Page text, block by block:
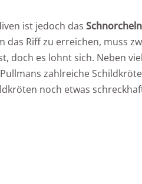
ist jedoch das Schnorcheln
das Riff zu erreichen, muss
doch es lohnt sich. Neben
zahlreiche
noch etwas